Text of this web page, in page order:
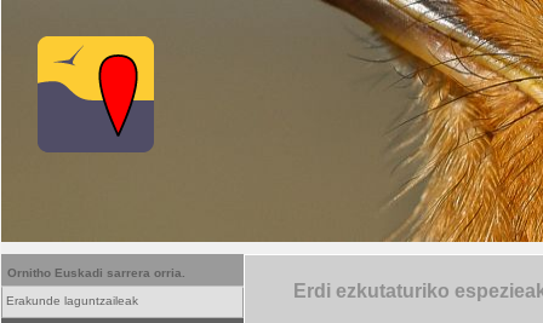
Ornitho Euskadi sarrera orria.
Erakunde laguntzaileak Erdi ezkutaturiko